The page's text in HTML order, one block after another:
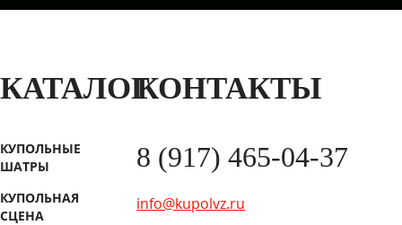
КАТАЛОГ
КУПОЛЬНЫЕ
ШАТРЫ
КУПОЛЬНАЯ
СЦЕНА
КОНТАКТЫ
8 (917) 465-04-37
info@kupolvz.ru